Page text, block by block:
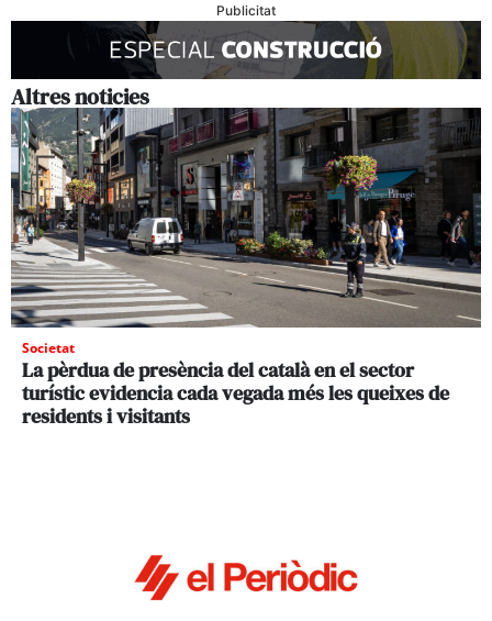
Publicitat
Altres noticies
Societat
La pèrdua de presència del català en el sector
turístic evidencia cada vegada més les queixes de
residents i visitants